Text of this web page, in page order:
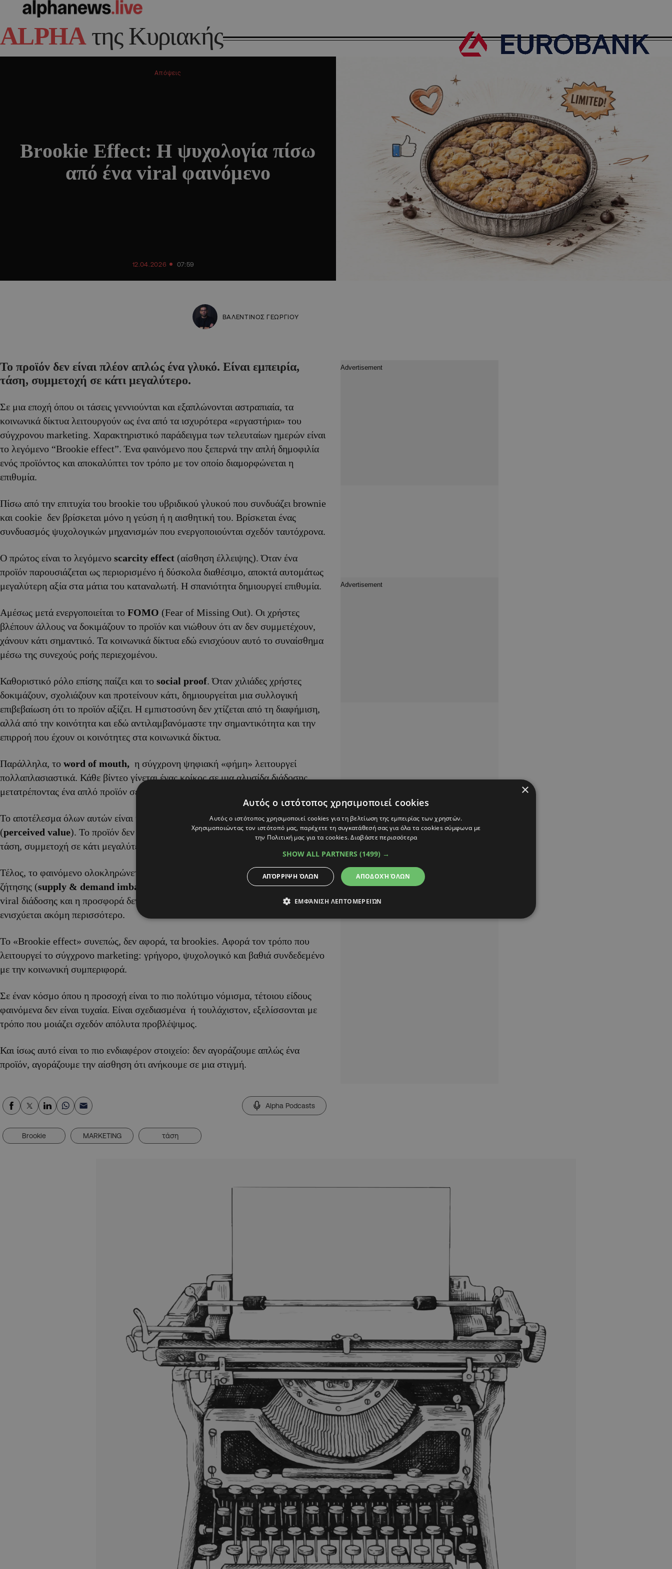
ALPHAτης Κυριακής
Απόψεις
Brookie Effect: Η ψυχολογία πίσω
από ένα viral φαινόμενο
12.04.2026 07:59
ΒΑΛΕΝΤΙΝΟΣ ΓΕΩΡΓΙΟΥ
Το προϊόν δεν είναι πλέον απλώς ένα γλυκό. Είναι εμπειρία,
τάση, συμμετοχή σε κάτι μεγαλύτερο.
Σε μια εποχή όπου οι τάσεις γεννιούνται και εξαπλώνονται αστραπιαία, τα
κοινωνικά δίκτυα λειτουργούν ως ένα από τα ισχυρότερα «εργαστήρια» του
σύγχρονου marketing. Χαρακτηριστικό παράδειγμα των τελευταίων ημερών είναι
το λεγόμενο “Brookie effect”. Ένα φαινόμενο που ξεπερνά την απλή δημοφιλία
ενός προϊόντος και αποκαλύπτει τον τρόπο με τον οποίο διαμορφώνεται η
επιθυμία.
Πίσω από την επιτυχία του brookie του υβριδικού γλυκού που συνδυάζει brownie
και cookie δεν βρίσκεται μόνο η γεύση ή η αισθητική του. Βρίσκεται ένας
συνδυασμός ψυχολογικών μηχανισμών που ενεργοποιούνται σχεδόν ταυτόχρονα.
Ο πρώτος είναι το λεγόμενο scarcity effect (αίσθηση έλλειψης). Όταν ένα
προϊόν παρουσιάζεται ως περιορισμένο ή δύσκολα διαθέσιμο, αποκτά αυτομάτως
μεγαλύτερη αξία στα μάτια του καταναλωτή. Η σπανιότητα δημιουργεί επιθυμία.
Αμέσως μετά ενεργοποιείται το FOMO (Fear of Missing Out). Οι χρήστες
βλέπουν άλλους να δοκιμάζουν το προϊόν και νιώθουν ότι αν δεν συμμετέχουν,
χάνουν κάτι σημαντικό. Τα κοινωνικά δίκτυα εδώ ενισχύουν αυτό το συναίσθημα
μέσω της συνεχούς ροής περιεχομένου.
Καθοριστικό ρόλο επίσης παίζει και το social proof. Όταν χιλιάδες χρήστες
δοκιμάζουν, σχολιάζουν και προτείνουν κάτι, δημιουργείται μια συλλογική
επιβεβαίωση ότι το προϊόν αξίζει. Η εμπιστοσύνη δεν χτίζεται από τη διαφήμιση,
αλλά από την κοινότητα και εδώ αντιλαμβανόμαστε την σημαντικότητα και την
επιρροή που έχουν οι κοινότητες στα κοινωνικά δίκτυα.
Παράλληλα, το word of mouth, η σύγχρονη ψηφιακή «φήμη» λειτουργεί
πολλαπλασιαστικά. Κάθε βίντεο γίνεται ένας κρίκος σε μια αλυσίδα διάδοσης,
μετατρέποντας ένα απλό προϊόν σε viral εμπειρία.
Το αποτέλεσμα όλων αυτών είναι η αύξηση της αντιλαμβανόμενης αξίας
(perceived value). Το προϊόν δεν είναι πλέον απλώς ένα γλυκό. Είναι εμπειρία,
τάση, συμμετοχή σε κάτι μεγαλύτερο.
Τέλος, το φαινόμενο ολοκληρώνεται με την ανισορροπία μεταξύ προσφοράς και
ζήτησης (supply & demand imbalance
). Όταν η ζήτηση εκτοξεύεται λόγω της
viral διάδοσης και η προσφορά δεν μπορεί να ακολουθήσει άμεσα, η επιθυμία
ενισχύεται ακόμη περισσότερο.
Το «Brookie effect» συνεπώς, δεν αφορά, τα brookies. Αφορά τον τρόπο που
λειτουργεί το σύγχρονο marketing: γρήγορο, ψυχολογικό και βαθιά συνδεδεμένο
με την κοινωνική συμπεριφορά.
Σε έναν κόσμο όπου η προσοχή είναι το πιο πολύτιμο νόμισμα, τέτοιου είδους
φαινόμενα δεν είναι τυχαία. Είναι σχεδιασμένα ή τουλάχιστον, εξελίσσονται με
τρόπο που μοιάζει σχεδόν απόλυτα προβλέψιμος.
Και ίσως αυτό είναι το πιο ενδιαφέρον στοιχείο: δεν αγοράζουμε απλώς ένα
προϊόν, αγοράζουμε την αίσθηση ότι ανήκουμε σε μια στιγμή.
Alpha Podcasts
Brookie MARKETING τάση
×
Αυτός ο ιστότοπος χρησιμοποιεί cookies
Αυτός ο ιστότοπος χρησιμοποιεί cookies για τη βελτίωση της εμπειρίας των χρηστών.
Χρησιμοποιώντας τον ιστότοπό μας, παρέχετε τη συγκατάθεσή σας για όλα τα cookies σύμφωνα με
την Πολιτική μας για τα cookies.Διαβάστε περισσότερα
SHOW ALL PARTNERS (1499) →
ΑΠΟΔΟΧΉ ΌΛΩΝ
ΑΠΌΡΡΙΨΗ ΌΛΩΝ
ΕΜΦΆΝΙΣΗ ΛΕΠΤΟΜΕΡΕΙΏΝ